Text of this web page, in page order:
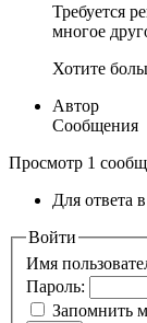
Требуется
многое
Хотите
Автор
Сообщения
Просмотр 1
Для ответа
Войти
Имя
Пароль:
Запомнить